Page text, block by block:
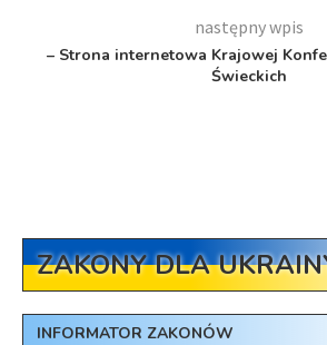
następny wpis
– Strona internetowa Krajowej
Świeckich
ZAKONY DLA
INFORMATOR ZAKONÓW